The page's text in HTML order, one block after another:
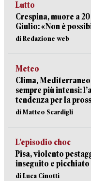
Lutto
Crespina, muore a
Giulio: «Non è
di Redazione web
Meteo
Clima,
sempre più intensi:
tendenza per la
di Matteo Scardigli
L’episodio choc
Pisa, violento
inseguito e picchiato
di Luca Cinotti